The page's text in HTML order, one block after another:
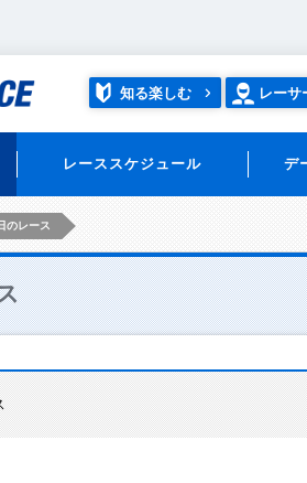
知る楽しむ レーサ
レーススケジュール デ
のレース